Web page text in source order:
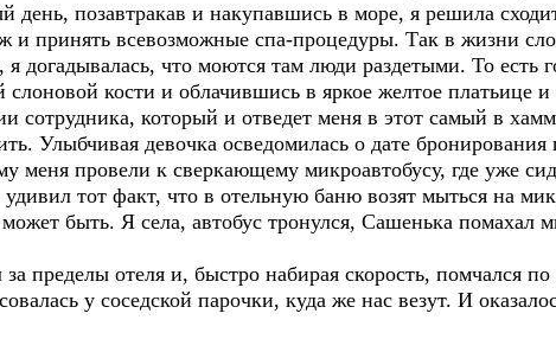
позавтракав и накупавшись в море, я решила
и принять всевозможные спа-процедуры. Так в жизни
догадывалась, что моются там люди раздетыми. То есть
слоновой кости и облачившись в яркое желтое платьице
сотрудника, который и отведет меня в этот самый в
Улыбчивая девочка осведомилась о дате
меня провели к сверкающему микроавтобусу, где уже
тот факт, что в отельную баню возят мыться на
быть. Я села, автобус тронулся, Сашенька помахал
отеля и, быстро набирая скорость, помчался
у соседской парочки, куда же нас везут. И